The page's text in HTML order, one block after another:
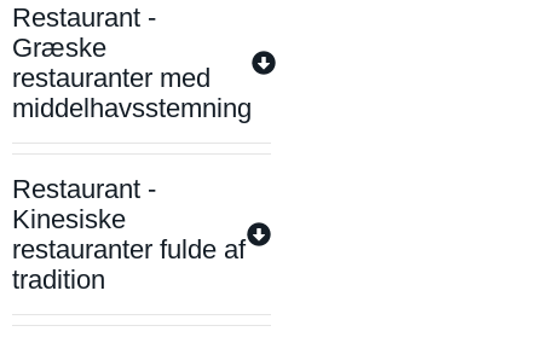
Restaurant -
Græske
restauranter med
middelhavsstemning
Restaurant -
Kinesiske
restauranter fulde af
tradition